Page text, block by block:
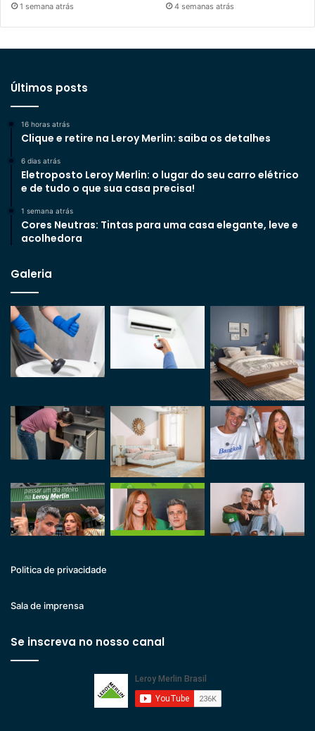
1 semana atrás 4 semanas atrás
Últimos posts
16 horas atrás
Clique e retire na Leroy Merlin: saiba os detalhes
6 dias atrás
Eletroposto Leroy Merlin: o lugar do seu carro elétrico
e de tudo o que sua casa precisa!
1 semana atrás
Cores Neutras: Tintas para uma casa elegante, leve e
acolhedora
Galeria
Politica de privacidade
Sala de imprensa
Se inscreva no nosso canal